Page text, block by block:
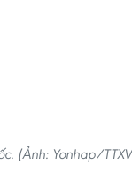
(Ảnh: Yonhap/